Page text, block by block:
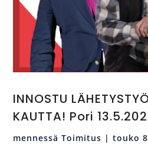
INNOSTU
KAUTTA! Pori
mennessäToimitus |touko